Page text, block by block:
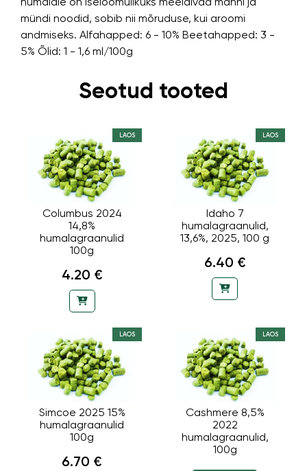
mündi noodid, sobib nii mõruduse, kui aroomi
andmiseks. Alfahapped: 6 - 10% Beetahapped: 3 -
5% Õlid: 1 - 1,6 ml/100g
Seotud tooted
LAOS
Columbus 2024
14,8%
humalagraanulid
100g
4.20 €
LAOS
Idaho 7
humalagraanulid,
13,6%, 2025, 100 g
6.40 €
LAOS
Simcoe 2025 15%
humalagraanulid
100g
6.70 €
LAOS
Cashmere 8,5%
2022
humalagraanulid,
100g